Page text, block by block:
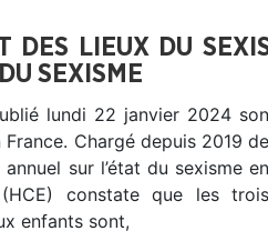
DES LIEUX DU
SEXISME
lundi 22 janvier 2024 son
Chargé depuis 2019 de
sur l’état du sexisme en
constate que les trois
enfants sont,